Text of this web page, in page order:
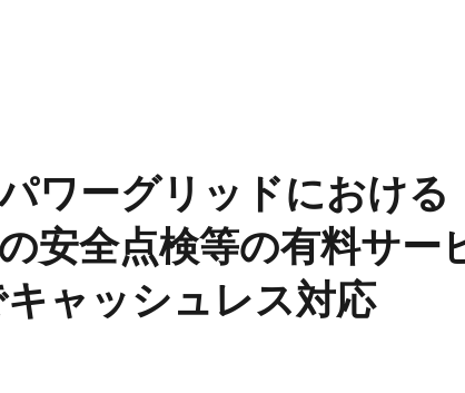
ワーグリッドに​おける​
安全点検等の​有料サー
ャッシュレス対応